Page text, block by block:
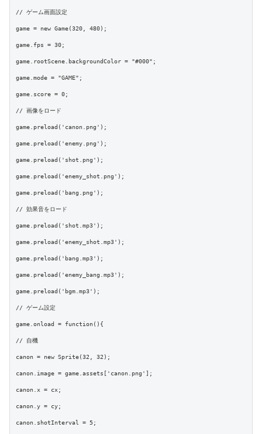
// ゲーム画面設定
game = new Game(320, 480);
game.fps = 30;
game.rootScene.backgroundColor = "#000";
game.mode = "GAME";
game.score = 0;
// 画像をロード
game.preload('canon.png');
game.preload('enemy.png');
game.preload('shot.png');
game.preload('enemy_shot.png');
game.preload('bang.png');
// 効果音をロード
game.preload('shot.mp3');
game.preload('enemy_shot.mp3');
game.preload('bang.mp3');
game.preload('enemy_bang.mp3');
game.preload('bgm.mp3');
// ゲーム設定
game.onload = function(){
// 自機
canon = new Sprite(32, 32);
canon.image = game.assets['canon.png'];
canon.x = cx;
canon.y = cy;
canon.shotInterval = 5;